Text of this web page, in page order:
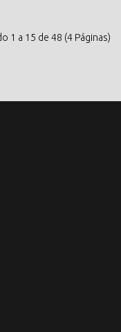
1 a 15 de 48 (4 Páginas)